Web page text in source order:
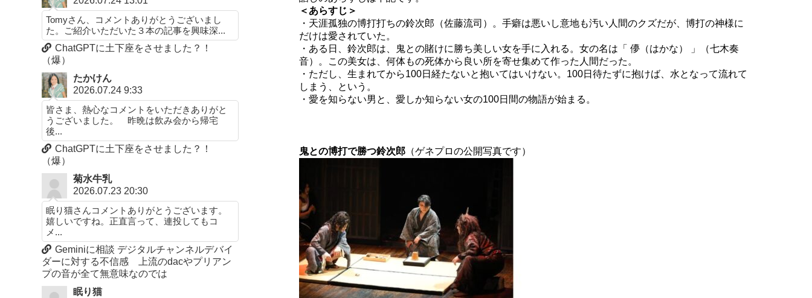
＜あらすじ＞
・天涯孤独の博打打ちの鈴次郎（佐藤流司）。手癖は悪いし意地も汚い人間のクズだが、博打の神様に
だけは愛されていた。
・ある日、鈴次郎は、鬼との賭けに勝ち美しい女を手に入れる。女の名は「 儚（はかな） 」（七木奏
音）。この美女は、何体もの死体から良い所を寄せ集めて作った人間だった。
・ただし、生まれてから100日経たないと抱いてはいけない。100日待たずに抱けば、水となって流れて
しまう、という。
・愛を知らない男と、愛しか知らない女の100日間の物語が始まる。
鬼との博打で勝つ鈴次郎 （ゲネプロの公開写真です）
Tomyさん、コメントありがとうございまし
た。ご紹介いただいた３本の記事を興味深...
ChatGPTに土下座をさせました？！
（爆）
たかけん
2026.07.24 9:33
皆さま、熱心なコメントをいただきありがと
うございました。 昨晩は飲み会から帰宅
後...
ChatGPTに土下座をさせました？！
（爆）
菊水牛乳
2026.07.23 20:30
眠り猫さんコメントありがとうございます。
嬉しいですね。正直言って、連投してもコ
メ...
Geminiに相談 デジタルチャンネルデバイ
ダーに対する不信感 上流のdacやプリアン
プの音が全て無意味なのでは
眠り猫